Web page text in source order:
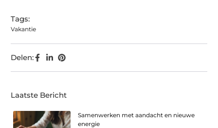
Tags:
Vakantie
Delen:
Laatste Bericht
Samenwerken met aandacht en nieuwe
energie